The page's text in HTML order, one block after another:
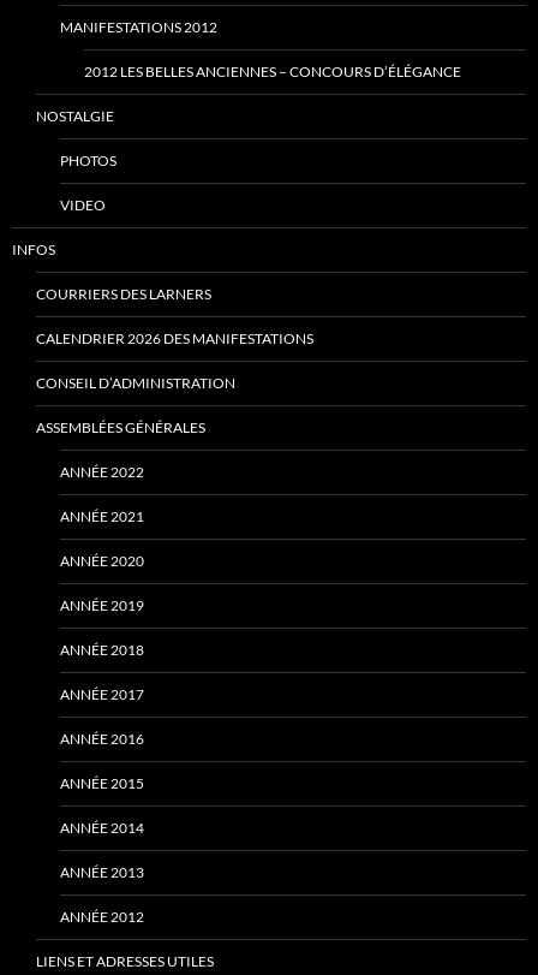
MANIFESTATIONS 2012
2012 LES BELLES ANCIENNES – CONCOURS D’ÉLÉGANCE
NOSTALGIE
PHOTOS
VIDEO
INFOS
COURRIERS DES LARNERS
CALENDRIER 2026 DES MANIFESTATIONS
CONSEIL D’ADMINISTRATION
ASSEMBLÉES GÉNÉRALES
ANNÉE 2022
ANNÉE 2021
ANNÉE 2020
ANNÉE 2019
ANNÉE 2018
ANNÉE 2017
ANNÉE 2016
ANNÉE 2015
ANNÉE 2014
ANNÉE 2013
ANNÉE 2012
LIENS ET ADRESSES UTILES